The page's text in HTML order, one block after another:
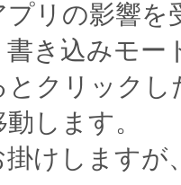
プリの影響
き込みモー
とクリックし
します。
掛けしますが